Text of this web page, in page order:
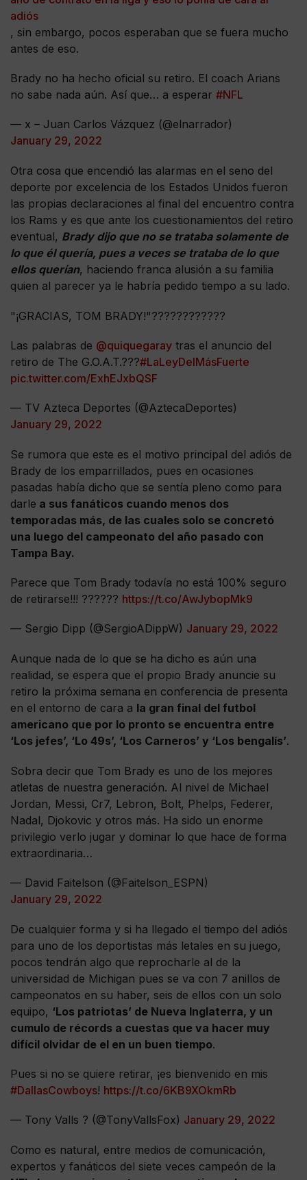
adiós
, sin embargo, pocos esperaban que se fuera mucho
antes de eso.
Brady no ha hecho oficial su retiro. El coach Arians
no sabe nada aún. Así que… a esperar #NFL
— x – Juan Carlos Vázquez (@elnarrador)
January 29, 2022
Otra cosa que encendió las alarmas en el seno del
deporte por excelencia de los Estados Unidos fueron
las propias declaraciones al final del encuentro contra
los Rams y es que ante los cuestionamientos del retiro
eventual, Brady dijo que no se trataba solamente de
lo que él quería, pues a veces se trataba de lo que
ellos querían, haciendo franca alusión a su familia
quien al parecer ya le habría pedido tiempo a su lado.
"¡GRACIAS, TOM BRADY!"????????????
Las palabras de @quiquegaray tras el anuncio del
retiro de The G.O.A.T.???#LaLeyDelMásFuerte
pic.twitter.com/ExhEJxbQSF
— TV Azteca Deportes (@AztecaDeportes)
January 29, 2022
Se rumora que este es el motivo principal del adiós de
Brady de los emparrillados, pues en ocasiones
pasadas había dicho que se sentía pleno como para
darle a sus fanáticos cuando menos dos
temporadas más, de las cuales solo se concretó
una luego del campeonato del año pasado con
Tampa Bay.
Parece que Tom Brady todavía no está 100% seguro
de retirarse!!! ?????? https://t.co/AwJybopMk9
— Sergio Dipp (@SergioADippW) January 29, 2022
Aunque nada de lo que se ha dicho es aún una
realidad, se espera que el propio Brady anuncie su
retiro la próxima semana en conferencia de presenta
en el entorno de cara a la gran final del futbol
americano que por lo pronto se encuentra entre
‘Los jefes’, ‘Lo 49s’, ‘Los Carneros’ y ‘Los bengalís’.
Sobra decir que Tom Brady es uno de los mejores
atletas de nuestra generación. Al nivel de Michael
Jordan, Messi, Cr7, Lebron, Bolt, Phelps, Federer,
Nadal, Djokovic y otros más. Ha sido un enorme
privilegio verlo jugar y dominar lo que hace de forma
extraordinaria…
— David Faitelson (@Faitelson_ESPN)
January 29, 2022
De cualquier forma y si ha llegado el tiempo del adiós
para uno de los deportistas más letales en su juego,
pocos tendrán algo que reprocharle al de la
universidad de Michigan pues se va con 7 anillos de
campeonatos en su haber, seis de ellos con un solo
equipo, ‘Los patriotas’ de Nueva Inglaterra, y un
cumulo de récords a cuestas que va hacer muy
difícil olvidar de el en un buen tiempo.
Pues si no se quiere retirar, ¡es bienvenido en mis
#DallasCowboys! https://t.co/6KB9XOkmRb
— Tony Valls ? (@TonyVallsFox) January 29, 2022
Como es natural, entre medios de comunicación,
expertos y fanáticos del siete veces campeón de la